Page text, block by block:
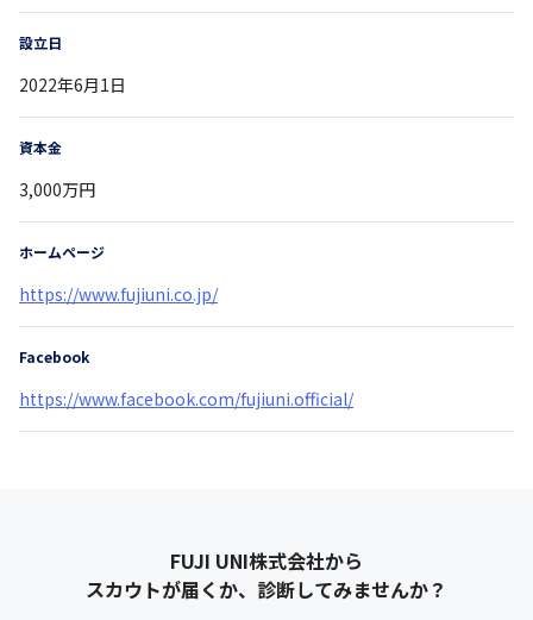
設立日
2022年6月1日
資本金
3,000万円
ホームページ
https://www.fujiuni.co.jp/
Facebook
https://www.facebook.com/fujiuni.official/
FUJI UNI株式会社から
スカウトが届くか、診断してみませんか？